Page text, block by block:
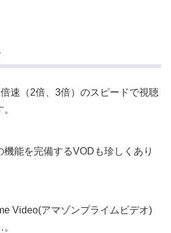
速（2倍、3倍）のスピードで視聴
能を完備するVODも珍しくあり
Video(アマゾンプライムビデオ)